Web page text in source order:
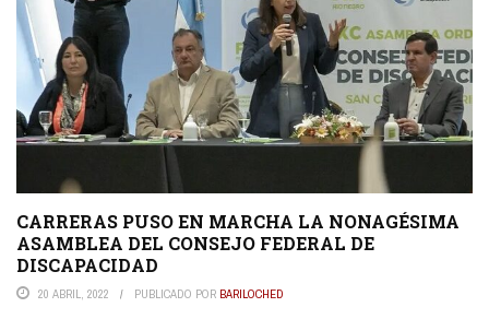
CARRERAS PUSO EN MARCHA LA NONAGÉSIMA
ASAMBLEA DEL CONSEJO FEDERAL DE
DISCAPACIDAD
20 ABRIL, 2022 PUBLICADO POR BARILOCHED